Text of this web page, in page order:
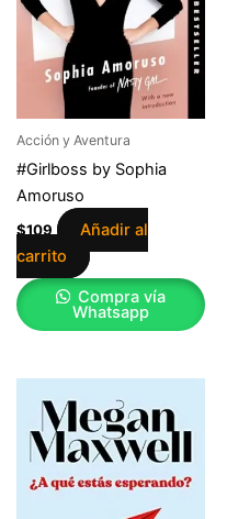
Acción y Aventura
#Girlboss by Sophia
Amoruso
$109
Añadir al
carrito
Compra vía
Whatsapp